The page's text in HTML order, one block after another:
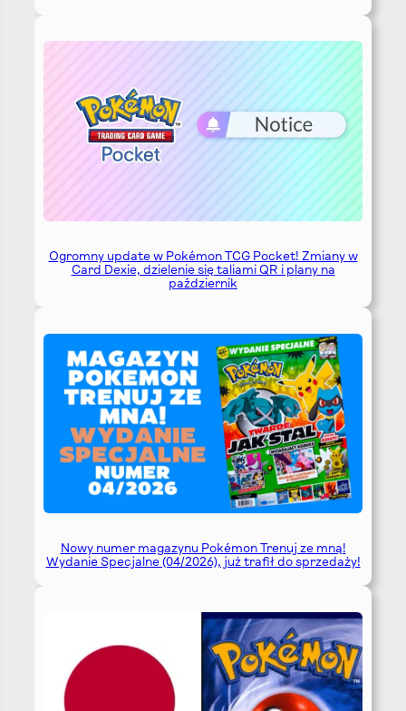
Ogromny update w Pokémon TCG Pocket! Zmiany w
Card Dexie, dzielenie się taliami QR i plany na
październik
Nowy numer magazynu Pokémon Trenuj ze mną!
Wydanie Specjalne (04/2026), już trafił do sprzedaży!